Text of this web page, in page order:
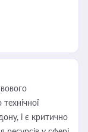
і є критично